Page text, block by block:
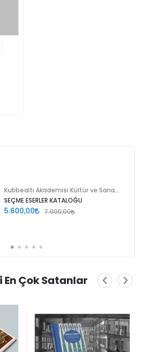
SEÇME ESERLER KATALOĞU
5.600,00 7.000,00
Çok Satanlar